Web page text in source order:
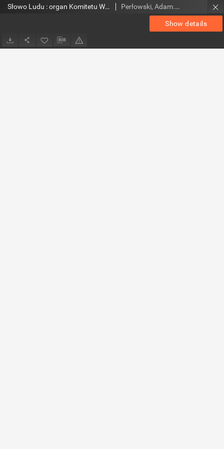
Show details
Słowo Ludu : organ Komitetu Wojewódzkiego Polskiej Zjednoczonej Partii Robotniczej, 1953, R.5, nr 60 Perłowski, Adam. Red.